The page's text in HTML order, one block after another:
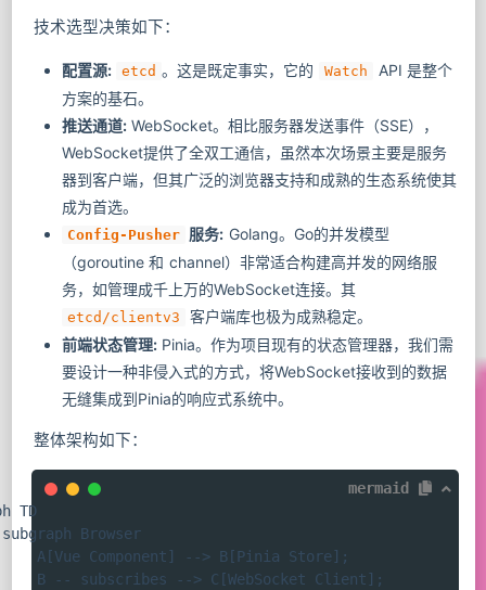
技术选型决策如下：
配置源: etcd 。这是既定事实，它的 Watch
API 是整个
方案的基石。
推送通道:WebSocket。相比服务器发送事件（SSE），
WebSocket提供了全双工通信，虽然本次场景主要是服务
器到客户端，但其广泛的浏览器支持和成熟的生态系统使其
成为首选。
Config-Pusher 服务: Golang。Go的并发模型
（goroutine 和 channel）非常适合构建高并发的网络服
务，如管理成千上万的WebSocket连接。其
etcd/clientv3
客户端库也极为成熟稳定。
前端状态管理:Pinia。作为项目现有的状态管理器，我们需
要设计一种非侵入式的方式，将WebSocket接收到的数据
无缝集成到Pinia的响应式系统中。
整体架构如下：
mermaid
TD
Browser
A[Vue Component] --> B[Pinia Store];
B -- subscribes --> C[WebSocket Client];